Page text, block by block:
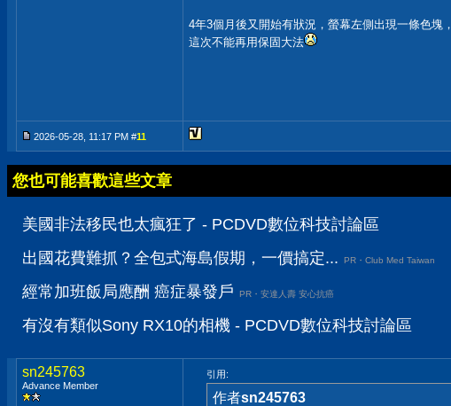
4年3個月後又開始有狀況，螢幕左側出現一條色塊，
這次不能再用保固大法
2026-05-28, 11:17 PM #11
您也可能喜歡這些文章
美國非法移民也太瘋狂了 - PCDVD數位科技討論區
出國花費難抓？全包式海島假期，一價搞定...
PR・Club Med Taiwan
經常加班飯局應酬 癌症暴發戶 PR・安達人壽 安心抗癌
有沒有類似Sony RX10的相機 - PCDVD數位科技討論區
sn245763
Advance Member
引用:
作者sn245763